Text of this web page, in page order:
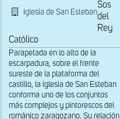
Iglesia de San Esteban
Sos
del
Rey
Católico
Parapetada en lo alto de la
escarpadura, sobre el frente
sureste de la plataforma del
castillo, la iglesia de San Esteban
conforma uno de los conjuntos
más complejos y pintorescos del
románico zaragozano. Su relación